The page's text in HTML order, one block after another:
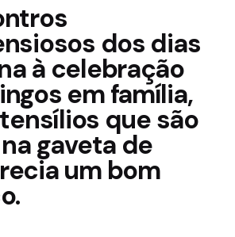
dos dias
à celebração
em família,
que são
gaveta de
um bom